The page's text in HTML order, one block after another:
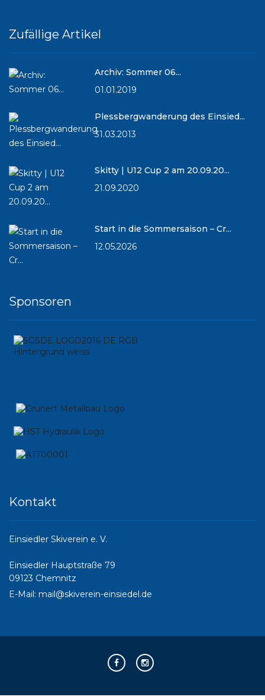
Zufällige Artikel
Archiv: Sommer 06...
01.01.2019
Plessbergwanderung des Einsied...
31.03.2013
Skitty | U12 Cup 2 am 20.09.20...
21.09.2020
Start in die Sommersaison – Cr...
12.05.2026
Sponsoren
Kontakt
Einsiedler Skiverein e. V.
Einsiedler Hauptstraße 79
09123 Chemnitz
E-Mail: mail@skiverein-einsiedel.de